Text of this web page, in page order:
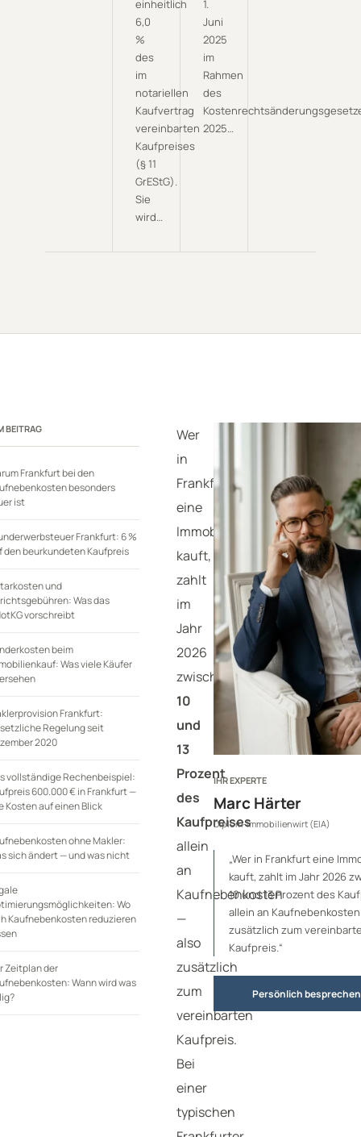
einheitlich
6,0
%
des
im
notariellen
Kaufvertrag
vereinbarten
Kaufpreises
(§ 11
GrEStG).
Sie
wird…
1.
Juni
2025
im
Rahmen
des
2025…
BEITRAG
Frankfurt bei den
besonders
ist
Frankfurt: 6 %
den beurkundeten Kaufpreis
und
Was das
vorschreibt
beim
Was viele Käufer
Frankfurt:
Regelung seit
2020
vollständige Rechenbeispiel:
600.000 € in Frankfurt —
Kosten auf einen Blick
ohne Makler:
sich ändert — und was nicht
Wo
Kaufnebenkosten reduzieren
Zeitplan der
Wann wird was
Wer
in
Frankfurt
eine
Immobilie
kauft,
zahlt
im
Jahr
2026
zwischen
10
und
13
Prozent
des
Kaufpreises
allein
an
Kaufnebenkosten
—
also
zusätzlich
zum
vereinbarten
Kaufpreis.
Bei
einer
typischen
IHR EXPERTE
Marc Härter
Diplom-Immobilienwirt (EIA)
„Wer in Frankfurt eine
kauft, zahlt im Jahr 2026
10 und 13 Prozent des
allein an
zusätzlich zum
Kaufpreis.“
Persönlich besprechen